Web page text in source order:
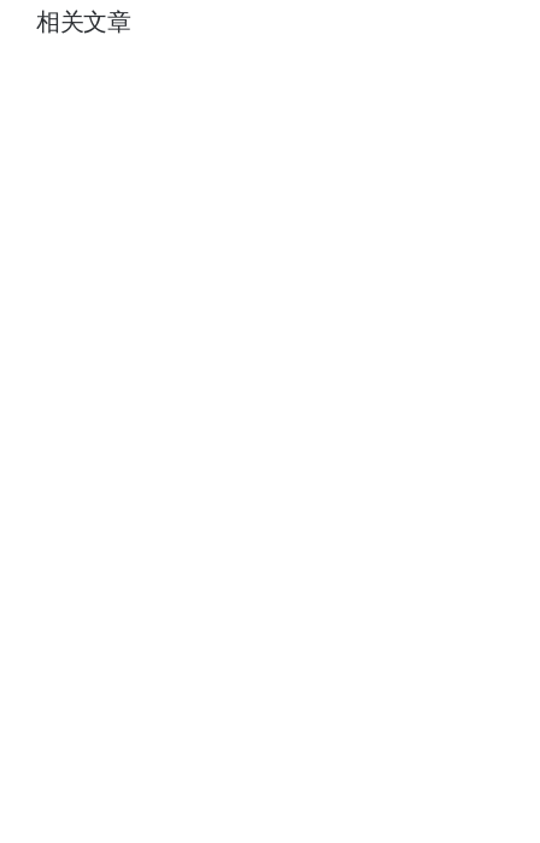
相关文章